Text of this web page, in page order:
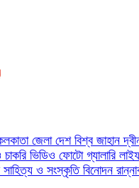
জেলা দেশ বিশ্ব জাহান
চাকরি ভিডিও ফোটো গ্যালারি
সাহিত্য ও সংস্কৃতি বিনোদন